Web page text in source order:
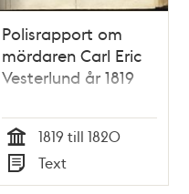
Polisrapport om
mördaren Carl Eric
Vesterlund år 1819
Tid
1819 till 1820
Typ
Text